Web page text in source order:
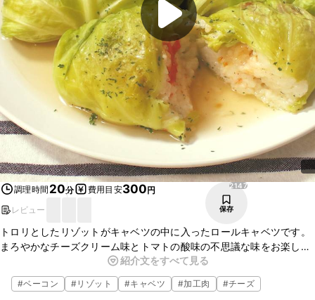
調理時間 20分 費用目安300円
レビュー
2147
保存
トロリとしたリゾットがキャベツの中に入ったロールキャベツです。
まろやかなチーズクリーム味とトマトの酸味の不思議な味をお楽しみ
キャベツとリゾットとコンソメスープが一度に味わえる楽しいメ
ニューです。
紹介文をすべて見る
#ベーコン # リゾット #キャベツ #加工肉 #チーズ